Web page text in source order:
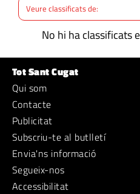
No hi ha classificats
Tot Sant Cugat
Qui som
Contacte
Publicitat
Subscriu-te al butlletí
Envia'ns informació
Segueix-nos
Accessibilitat